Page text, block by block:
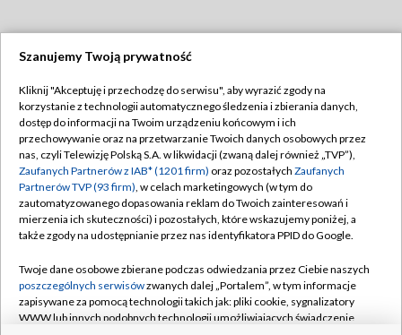
TVP
Abonament TVP
Emisja w TVP
Centrum informacji TVP
Naziemna Telewizja Cyfrowa
Rada Programowa
System NOS
Regulamin TVP
Polityka prywatności
Moje zgody
Pomoc
Kontakt
Szanujemy Twoją prywatność
Kliknij "Akceptuję i przechodzę do serwisu", aby wyrazić zgody na
korzystanie z technologii automatycznego śledzenia i zbierania danych,
dostęp do informacji na Twoim urządzeniu końcowym i ich
przechowywanie oraz na przetwarzanie Twoich danych osobowych przez
nas, czyli Telewizję Polską S.A. w likwidacji (zwaną dalej również „TVP”),
Zaufanych Partnerów z IAB* (1201 firm) oraz pozostałych Zaufanych
Partnerów TVP (93 firm), w celach marketingowych (w tym do
zautomatyzowanego dopasowania reklam do Twoich zainteresowań i
mierzenia ich skuteczności) i pozostałych, które wskazujemy poniżej, a
także zgody na udostępnianie przez nas identyfikatora PPID do Google.
Twoje dane osobowe zbierane podczas odwiedzania przez Ciebie naszych
poszczególnych serwisówzwanych dalej „Portalem”, w tym informacje
zapisywane za pomocą technologii takich jak: pliki cookie, sygnalizatory
WWW lub innych podobnych technologii umożliwiających świadczenie